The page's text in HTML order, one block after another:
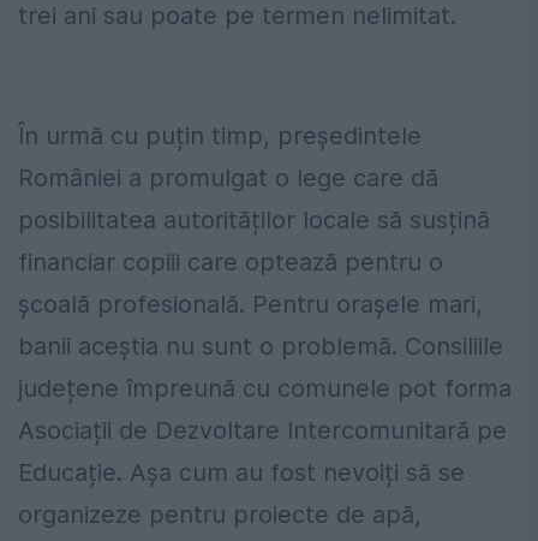
trei ani sau poate pe termen nelimitat.
În urmă cu puțin timp, președintele
României a promulgat o lege care dă
posibilitatea autorităților locale să susțină
financiar copiii care optează pentru o
școală profesională. Pentru orașele mari,
banii aceștia nu sunt o problemă. Consiliile
județene împreună cu comunele pot forma
Asociații de Dezvoltare Intercomunitară pe
Educație. Așa cum au fost nevoiți să se
organizeze pentru proiecte de apă,